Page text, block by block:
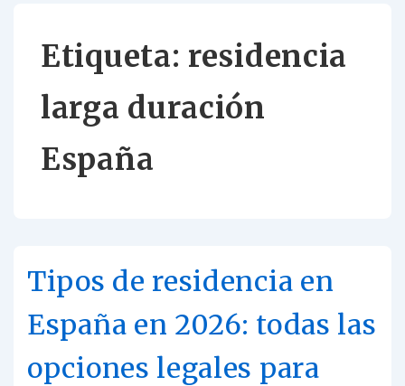
Etiqueta: residencia
larga duración
España
Tipos de residencia en
España en 2026: todas las
opciones legales para